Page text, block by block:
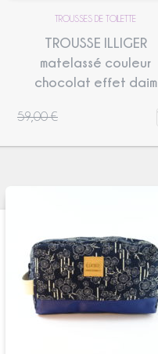
TROUSSES DE TOILETTE
TROUSSE ILLIGER
matelassé couleur
chocolat effet daim
59,00€